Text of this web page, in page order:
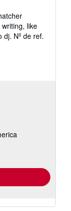
like
dj. Nº de ref.